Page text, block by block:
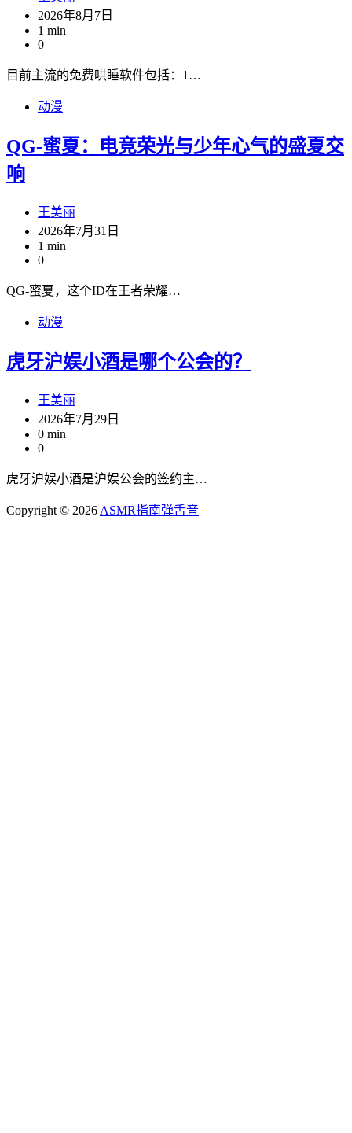
2026年8月7日
1 min
0
目前主流的免费哄睡软件包括：1…
动漫
QG-蜜夏：电竞荣光与少年心气的盛夏交
响
王美丽
2026年7月31日
1 min
0
QG-蜜夏，这个ID在王者荣耀…
动漫
虎牙沪娱小酒是哪个公会的？
王美丽
2026年7月29日
0 min
0
虎牙沪娱小酒是沪娱公会的签约主…
Copyright © 2026 ASMR指南弹舌音